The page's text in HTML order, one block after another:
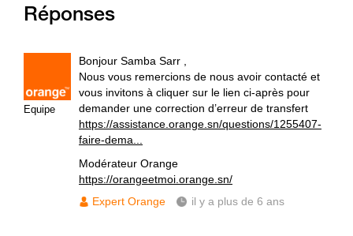
Réponses
Equipe
Bonjour Samba Sarr ,
Nous vous remercions de nous avoir contacté et
vous invitons à cliquer sur le lien ci-après pour
demander une correction d’erreur de transfert
https://assistance.orange.sn/questions/1255407-
faire-dema...
Modérateur Orange
https://orangeetmoi.orange.sn/
Expert Orange
il y a plus de 6 ans